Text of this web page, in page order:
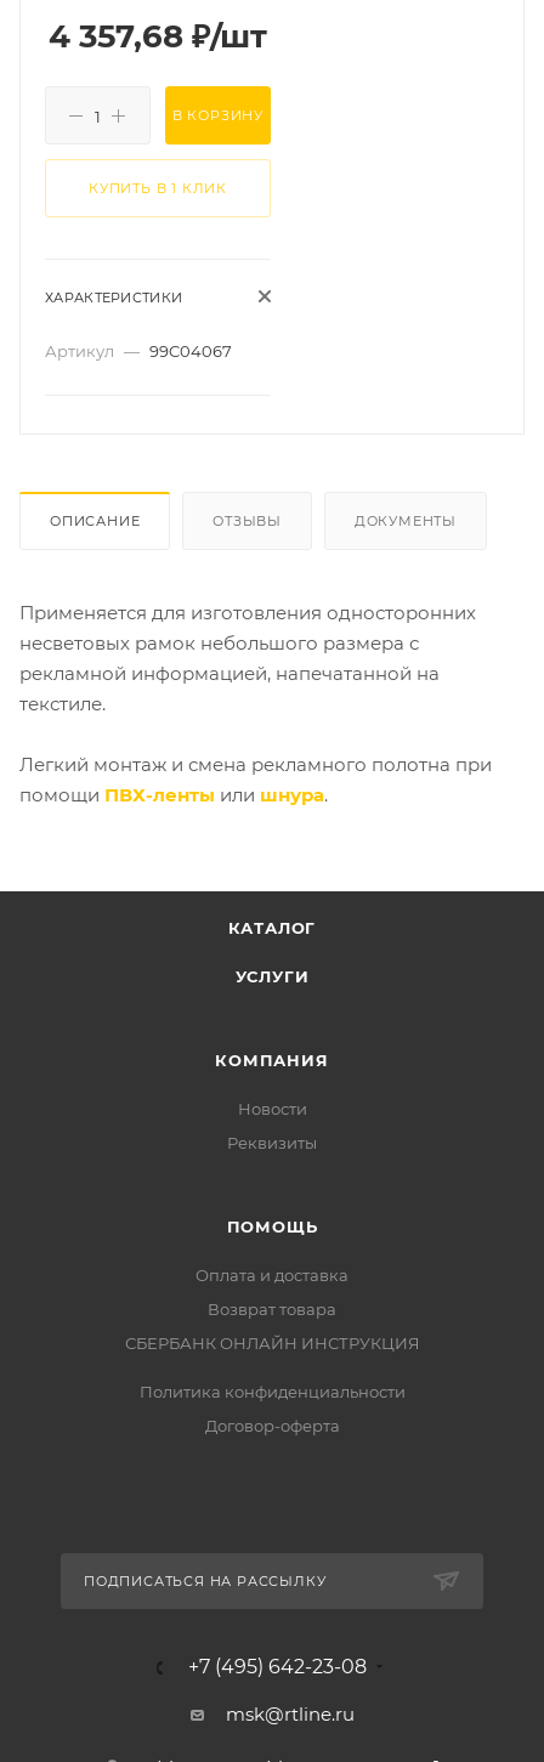
4 357,68 ₽/шт
В КОРЗИНУ
КУПИТЬ В 1 КЛИК
ХАРАКТЕРИСТИКИ
Артикул — 99C04067
ОПИСАНИЕ ОТЗЫВЫ ДОКУМЕНТЫ
Применяется для изготовления односторонних
несветовых рамок небольшого размера с
рекламной информацией, напечатанной на
текстиле.
Легкий монтаж и смена рекламного полотна при
помощи ПВХ-ленты или шнура.
КАТАЛОГ
УСЛУГИ
КОМПАНИЯ
Новости
Реквизиты
ПОМОЩЬ
Оплата и доставка
Возврат товара
СБЕРБАНК ОНЛАЙН ИНСТРУКЦИЯ
Политика конфиденциальности
Договор-оферта
ПОДПИСАТЬСЯ НА РАССЫЛКУ
+7 (495) 642-23-08
msk@rtline.ru